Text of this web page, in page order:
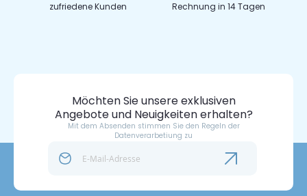
zufriedene Kunden Rechnung in 14 Tagen
Möchten Sie unsere exklusiven
Angebote und Neuigkeiten erhalten?
Mit dem Absenden stimmen Sie den Regeln der
Datenverarbetiung zu